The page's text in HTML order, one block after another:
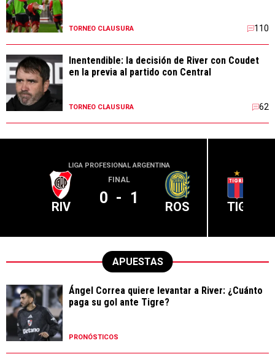
TORNEO CLAUSURA 110
Inentendible: la decisión de River con Coudet
en la previa al partido con Central
TORNEO CLAUSURA 62
LIGA PROFESIONAL ARGENTINA
RIV
FINAL
0 - 1 ROS TIG
APUESTAS
Ángel Correa quiere levantar a River: ¿Cuánto
paga su gol ante Tigre?
PRONÓSTICOS